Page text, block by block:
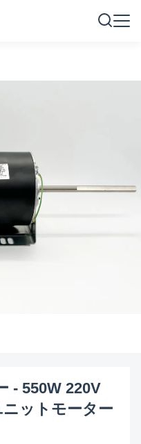
- 550W 220V
ットモーター